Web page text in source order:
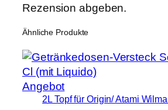
Rezension abgeben.
Ähnliche Produkte
AngebotProdukt
im
2L Topf für Origin/ Atami